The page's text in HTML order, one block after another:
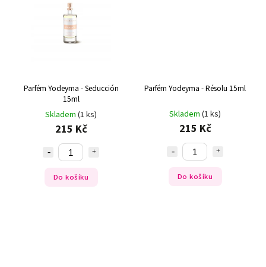
Parfém Yodeyma - Seducción
15ml
Skladem (1 ks)
215 Kč
Do košíku
Parfém Yodeyma - Résolu 15ml
Skladem (1 ks)
215 Kč
Do košíku